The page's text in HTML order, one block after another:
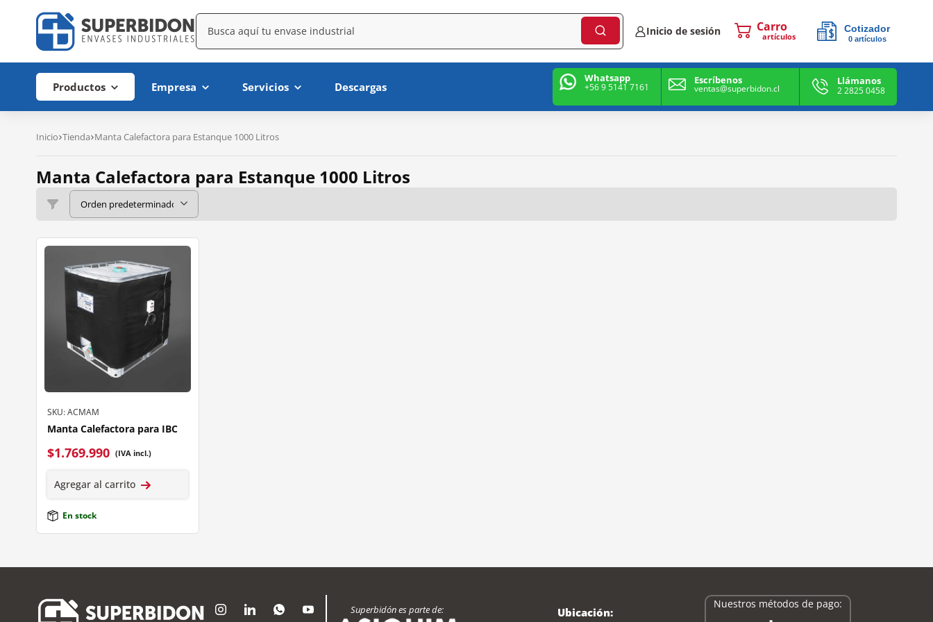
Inicio de sesión artículos
Cotizador
0artículos
Productos Empresa Servicios Descargas
Whatsapp
+56 9 5141 7161
Escríbenos
ventas@superbidon.cl
Llámanos
2 2825 0458
Inicio Tienda Manta Calefactora para Estanque 1000 Litros
Manta Calefactora para Estanque 1000 Litros
SKU: ACMAM
Manta Calefactora para IBC
$1.769.990 (IVA incl.)
Agregar al carrito
En stock
Superbidón es parte de: Ubicación:
Nuestros métodos de pago: